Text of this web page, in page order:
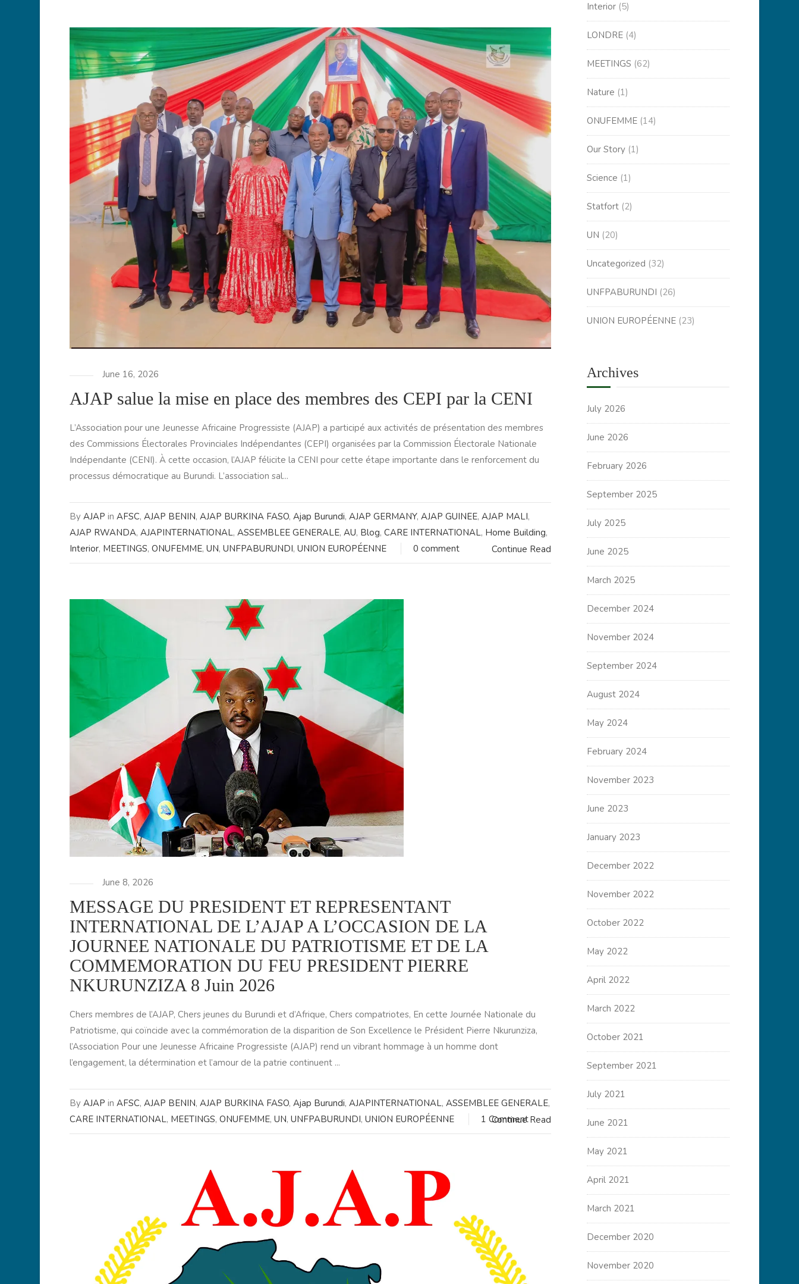
June 16, 2026
AJAP salue la mise en place des membres des CEPI par la CENI
L’Association pour une Jeunesse Africaine Progressiste (AJAP) a participé aux activités de présentation des membres
des Commissions Électorales Provinciales Indépendantes (CEPI) organisées par la Commission Électorale Nationale
Indépendante (CENI). À cette occasion, l’AJAP félicite la CENI pour cette étape importante dans le renforcement du
processus démocratique au Burundi. L’association sal...
Continue Read
By AJAP in AFSC, AJAP BENIN, AJAP BURKINA FASO, Ajap Burundi, AJAP GERMANY, AJAP GUINEE, AJAP MALI,
AJAP RWANDA, AJAPINTERNATIONAL, ASSEMBLEE GENERALE, AU, Blog, CARE INTERNATIONAL, Home Building,
Interior, MEETINGS, ONUFEMME, UN, UNFPABURUNDI, UNION EUROPÉENNE 0 comment
June 8, 2026
MESSAGE DU PRESIDENT ET REPRESENTANT
INTERNATIONAL DE L’AJAP A L’OCCASION DE LA
JOURNEE NATIONALE DU PATRIOTISME ET DE LA
COMMEMORATION DU FEU PRESIDENT PIERRE
NKURUNZIZA 8 Juin 2026
Chers membres de l’AJAP, Chers jeunes du Burundi et d’Afrique, Chers compatriotes, En cette Journée Nationale du
Patriotisme, qui coïncide avec la commémoration de la disparition de Son Excellence le Président Pierre Nkurunziza,
l’Association Pour une Jeunesse Africaine Progressiste (AJAP) rend un vibrant hommage à un homme dont
l’engagement, la détermination et l’amour de la patrie continuent ...
Continue Read
By AJAP in AFSC, AJAP BENIN, AJAP BURKINA FASO, Ajap Burundi, AJAPINTERNATIONAL, ASSEMBLEE GENERALE,
CARE INTERNATIONAL, MEETINGS, ONUFEMME, UN, UNFPABURUNDI, UNION EUROPÉENNE 1 Comment
Interior (5)
LONDRE (4)
MEETINGS (62)
Nature (1)
ONUFEMME (14)
Our Story (1)
Science (1)
Statfort (2)
UN (20)
Uncategorized (32)
UNFPABURUNDI (26)
UNION EUROPÉENNE (23)
Archives
July 2026
June 2026
February 2026
September 2025
July 2025
June 2025
March 2025
December 2024
November 2024
September 2024
August 2024
May 2024
February 2024
November 2023
June 2023
January 2023
December 2022
November 2022
October 2022
May 2022
April 2022
March 2022
October 2021
September 2021
July 2021
June 2021
May 2021
April 2021
March 2021
December 2020
November 2020